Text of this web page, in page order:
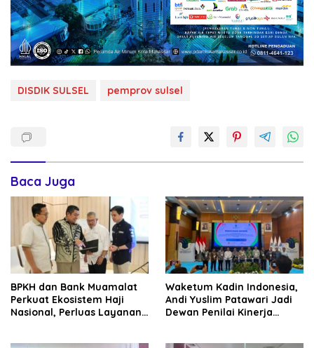
DISDIK SULSEL pemprov sulsel
Baca Juga
BPKH dan Bank Muamalat
Perkuat Ekosistem Haji
Nasional, Perluas Layanan
Waketum Kadin Indonesia,
Andi Yuslim Patawari Jadi
Dewan Penilai Kinerja